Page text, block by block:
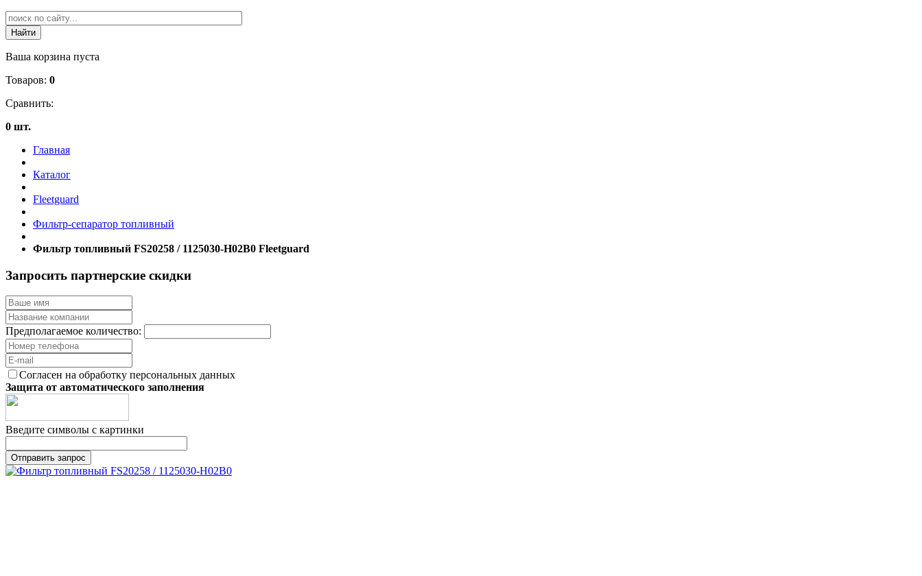
Ваша корзина пуста
Товаров: 0
Сравнить:
0 шт.
Главная
Каталог
Fleetguard
Фильтр-сепаратор топливный
Фильтр топливный FS20258 / 1125030-H02B0 Fleetguard
Запросить партнерские скидки
Предполагаемое количество:
Согласен на обработку персональных данных
Защита от автоматического заполнения
Введите символы с картинки